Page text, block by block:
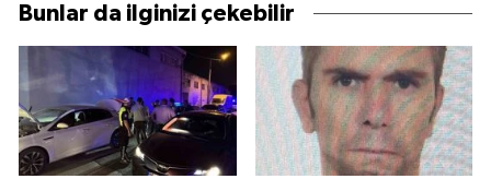
Bunlar da ilginizi çekebilir